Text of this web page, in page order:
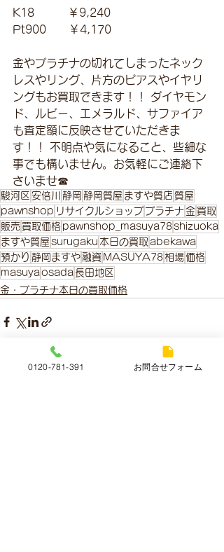
K18　　　￥9,240
Pt900　　￥4,170
金やプラチナの切れてしまったネック
レスやリング、片方のピアスやイヤリ
ングもお買取できます！！ ダイヤモン
ド、ルビー、エメラルド、サファイア
も査定額に反映させていただきま
す！！ 不明点や気になること、些細な
事でも構いません。お気軽にご連絡下
さいませ☎
駿河区 安倍川 静岡 静岡質屋 ますや質店 質屋
pawnshop リサイクルショップ プラチナ 金 買取
販売 買取価格 pawnshop_masuya78shizuoka
ますや質屋 surugaku 本日の買取 abekawa
預かり 静岡ますや 融資 MASUYA78相場 価格
masuyaosada 長田地区
金・プラチナ本日の買取価格
最新記事 すべて表示
0120-781-391 お問合せフォーム